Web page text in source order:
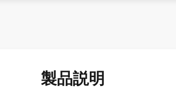
製品説明